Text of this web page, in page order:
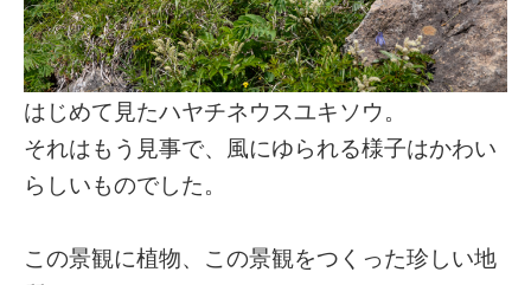
はじめて見たハヤチネウスユキソウ。
それはもう見事で、風にゆられる様子はかわい
らしいものでした。
この景観に植物、この景観をつくった珍しい地